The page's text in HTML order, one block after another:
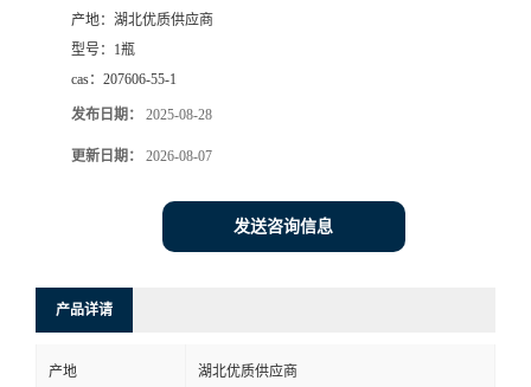
产地： 湖北优质供应商
型号： 1瓶
cas： 207606-55-1
发布日期： 2025-08-28
更新日期： 2026-08-07
发送咨询信息
产品详请
产地 湖北优质供应商